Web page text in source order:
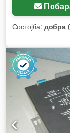
Состојба: добра